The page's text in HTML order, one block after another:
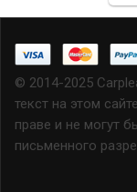
© 2014-2025
текст на этом
праве и не могут
письменного